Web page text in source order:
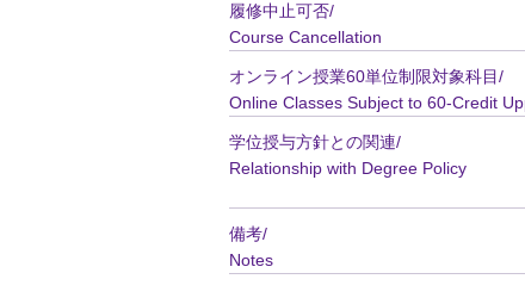
履修中止可否/
Course Cancellation
オンライン授業60単位制限対象科目/
Online Classes Subject to 60-Credit
学位授与方針との関連/
Relationship with Degree Policy
備考/
Notes